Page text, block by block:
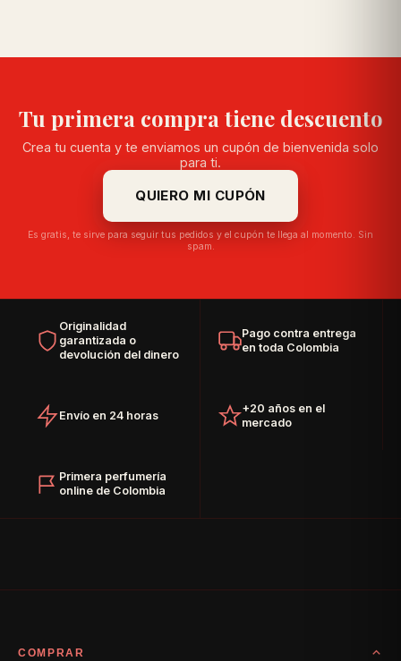
Tu primera compra tiene descuento
Crea tu cuenta y te enviamos un cupón de bienvenida solo
para ti.
QUIERO MI CUPÓN
Es gratis, te sirve para seguir tus pedidos y el cupón te llega al momento. Sin
spam.
Originalidad
garantizada o
devolución del dinero
Pago contra entrega
en toda Colombia
Envío en 24 horas
+20 años en el
mercado
Primera perfumería
online de Colombia
COMPRAR